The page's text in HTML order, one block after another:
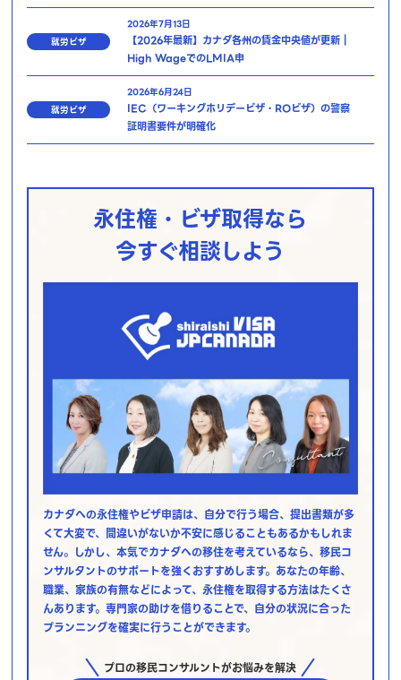
就労ビザ
2026年7月13日
【2026年最新】カナダ各州の賃金中央値が更新｜
High WageでのLMIA申
就労ビザ
2026年6月24日
IEC（ワーキングホリデービザ・ROビザ）の警察
証明書要件が明確化
永住権・ビザ取得なら
今すぐ相談しよう
カナダへの永住権やビザ申請は、自分で行う場合、提出書類が多
くて大変で、間違いがないか不安に感じることもあるかもしれま
せん。しかし、本気でカナダへの移住を考えているなら、移民コ
ンサルタントのサポートを強くおすすめします。あなたの年齢、
職業、家族の有無などによって、永住権を取得する方法はたくさ
んあります。専門家の助けを借りることで、自分の状況に合った
プランニングを確実に行うことができます。
プロの移民コンサルントがお悩みを解決